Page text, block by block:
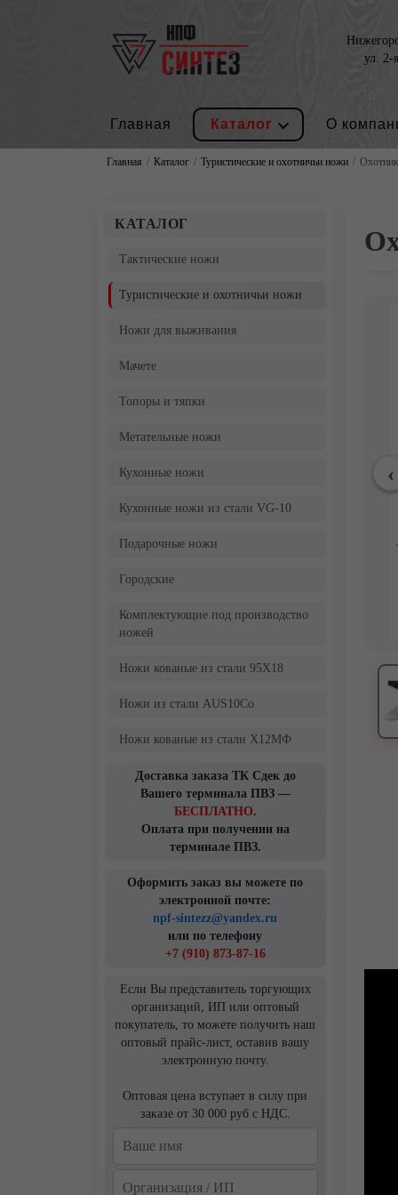
ул. 2-
Главная Каталог О
Главная Каталог Туристические и охотничьи ножи
КАТАЛОГ
Тактические ножи
Туристические и охотничьи ножи
Ножи для выживания
Мачете
Топоры и тяпки
Метательные ножи
Кухонные ножи
Кухонные ножи из стали VG-10
Подарочные ножи
Городские
Комплектующие под производство
ножей
Ножи кованые из стали 95Х18
Ножи из стали AUS10Co
Ножи кованые из стали Х12МФ
Доставка заказа ТК Сдек до
Вашего терминала ПВЗ —
БЕСПЛАТНО.
Оплата при получении на
терминале ПВЗ.
Оформить заказ вы можете по
электронной почте:
npf-sintezz@yandex.ru
или по телефону
+7 (910) 873-87-16
Если Вы представитель торгующих
организаций, ИП или оптовый
покупатель, то можете получить наш
оптовый прайс-лист, оставив вашу
электронную почту.
Оптовая цена вступает в силу при
заказе от 30 000 руб с НДС.